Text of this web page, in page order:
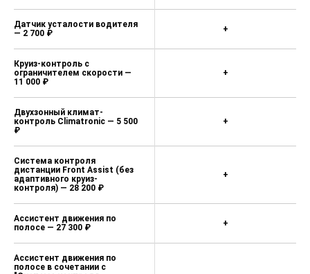
Датчик усталости водителя
— 2 700 ₽
Круиз-контроль с
ограничителем скорости —
11 000 ₽
Двухзонный климат-
контроль Climatronic — 5 500
₽
Система контроля
дистанции Front Assist (без
адаптивного круиз-
контроля) — 28 200 ₽
Ассистент движения по
полосе — 27 300 ₽
Ассистент движения по
полосе в сочетании с
+
+
+
+
+